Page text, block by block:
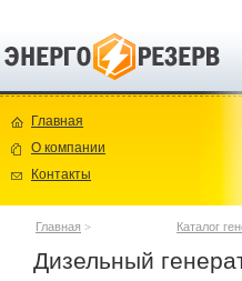
Главная
О компании
Контакты
Главная > Каталог
Дизельный